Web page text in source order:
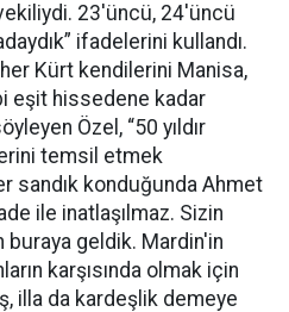
23'üncü, 24'üncü
ifadelerini kullandı.
Kürt kendilerini Manisa,
eşit hissedene kadar
Özel, “50 yıldır
temsil etmek
sandık konduğunda Ahmet
ile inatlaşılmaz. Sizin
geldik. Mardin'in
karşısında olmak için
illa da kardeşlik demeye